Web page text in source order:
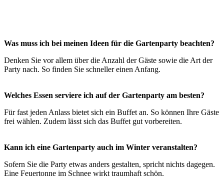
Was muss ich bei meinen Ideen für die Gartenparty beachten?
Denken Sie vor allem über die Anzahl der Gäste sowie die Art der
Party nach. So finden Sie schneller einen Anfang.
Welches Essen serviere ich auf der Gartenparty am besten?
Für fast jeden Anlass bietet sich ein Buffet an. So können Ihre Gäste
frei wählen. Zudem lässt sich das Buffet gut vorbereiten.
Kann ich eine Gartenparty auch im Winter veranstalten?
Sofern Sie die Party etwas anders gestalten, spricht nichts dagegen.
Eine Feuertonne im Schnee wirkt traumhaft schön.